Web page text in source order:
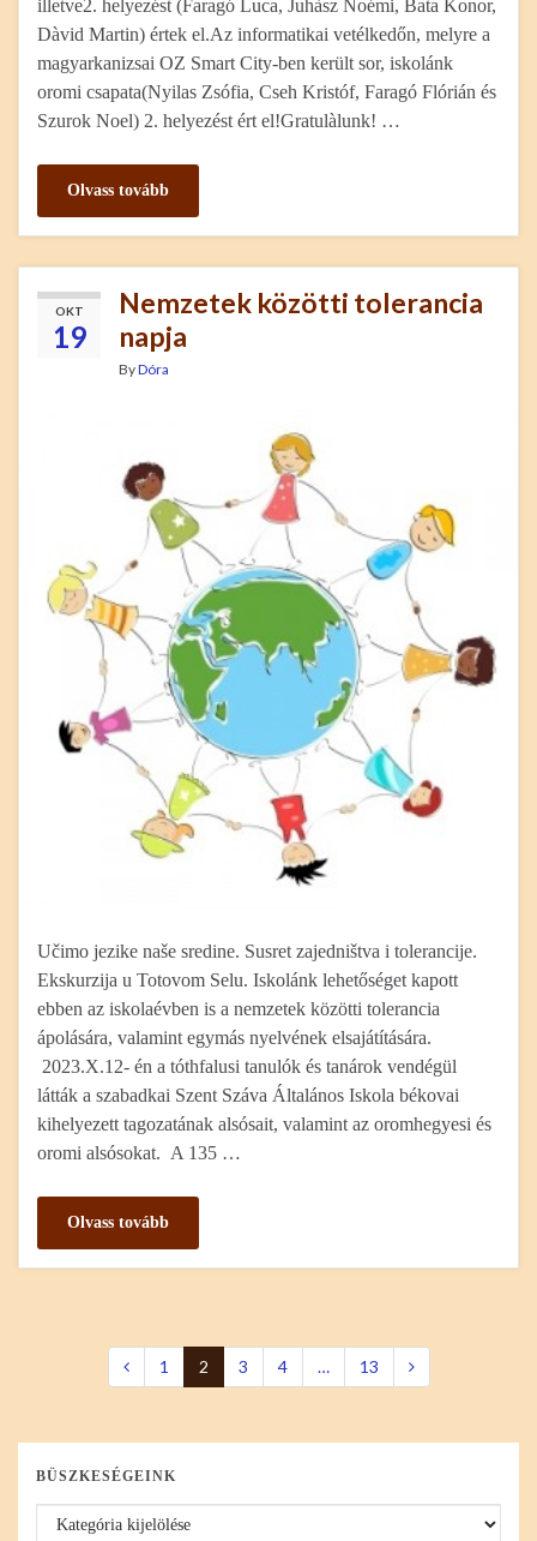
illetve2. helyezést (Faragó Luca, Juhàsz Noémi, Bata Konor,
Dàvid Martin) értek el.Az informatikai vetélkedőn, melyre a
magyarkanizsai OZ Smart City-ben került sor, iskolánk
oromi csapata(Nyilas Zsófia, Cseh Kristóf, Faragó Flórián és
Szurok Noel) 2. helyezést ért el!Gratulàlunk! …
Olvass tovább
OKT
19
Nemzetek közötti tolerancia
napja
ByDóra
Učimo jezike naše sredine. Susret zajedništva i tolerancije.
Ekskurzija u Totovom Selu. Iskolánk lehetőséget kapott
ebben az iskolaévben is a nemzetek közötti tolerancia
ápolására, valamint egymás nyelvének elsajátítására.
2023.X.12- én a tóthfalusi tanulók és tanárok vendégül
látták a szabadkai Szent Száva Általános Iskola békovai
kihelyezett tagozatának alsósait, valamint az oromhegyesi és
oromi alsósokat. A 135 …
Olvass tovább
1 2 3 4 … 13
BÜSZKESÉGEINK
Büszkeségeink